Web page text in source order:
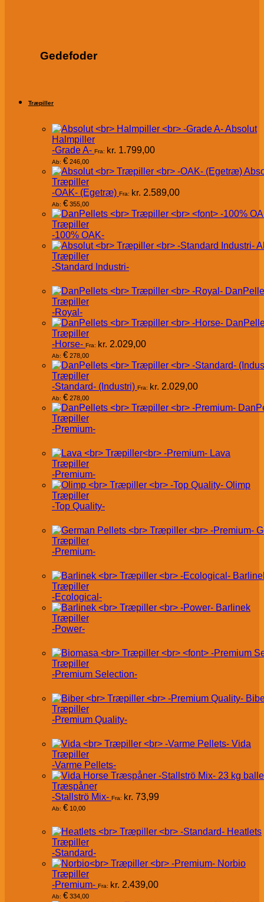
Gedefoder
Træpiller
Absolut
Halmpiller
-Grade A- Fra: kr. 1.799,00
Ab: € 246,00
Træpiller
-OAK- (Egetræ) Fra: kr. 2.589,00
Ab: € 355,00
Træpiller
-100% OAK-
Træpiller
-Standard Industri-
Træpiller
-Royal-
Træpiller
-Horse- Fra: kr. 2.029,00
Ab: € 278,00
Træpiller
-Standard- (Industri) Fra: kr. 2.029,00
Ab: € 278,00
Træpiller
-Premium-
Lava
Træpiller
-Premium-
Olimp
Træpiller
-Top Quality-
Træpiller
-Premium-
Træpiller
-Ecological-
Barlinek
Træpiller
-Power-
Træpiller
-Premium Selection-
Træpiller
-Premium Quality-
Vida
Træpiller
-Varme Pellets-
Træspåner
-Stallströ Mix- Fra: kr. 73,99
Ab: € 10,00
Heatlets
Træpiller
-Standard-
Norbio
Træpiller
-Premium- Fra: kr. 2.439,00
Ab: € 334,00